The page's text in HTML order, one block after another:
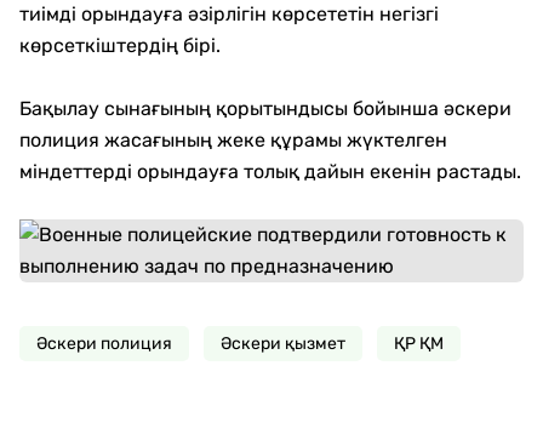
тиімді орындауға әзірлігін көрсететін негізгі
көрсеткіштердің бірі.
Бақылау сынағының қорытындысы бойынша әскери
полиция жасағының жеке құрамы жүктелген
міндеттерді орындауға толық дайын екенін растады.
Әскери полиция Әскери қызмет ҚР ҚМ